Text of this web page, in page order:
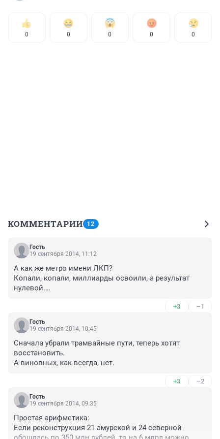
0 0 0 0 0
КОММЕНТАРИИ 12
Гость
19 сентября 2014, 11:12
А как же метро имени ЛКП?
Копали, копали, миллиарды освоили, а результат
нулевой.
+3 –1
Гость
19 сентября 2014, 10:45
Сначала убрали трамвайные пути, теперь хотят
восстановить.
А виновных, как всегда, нет.
+3 –2
Гость
19 сентября 2014, 09:35
Простая арифметика:
Если реконструкция 21 амурской и 24 северной